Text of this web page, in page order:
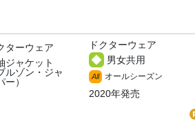
ターウェア
ジャケット
ルゾン・ジャ
ー）
ドクターウェア
男女共用
All オールシーズン
2020年発売